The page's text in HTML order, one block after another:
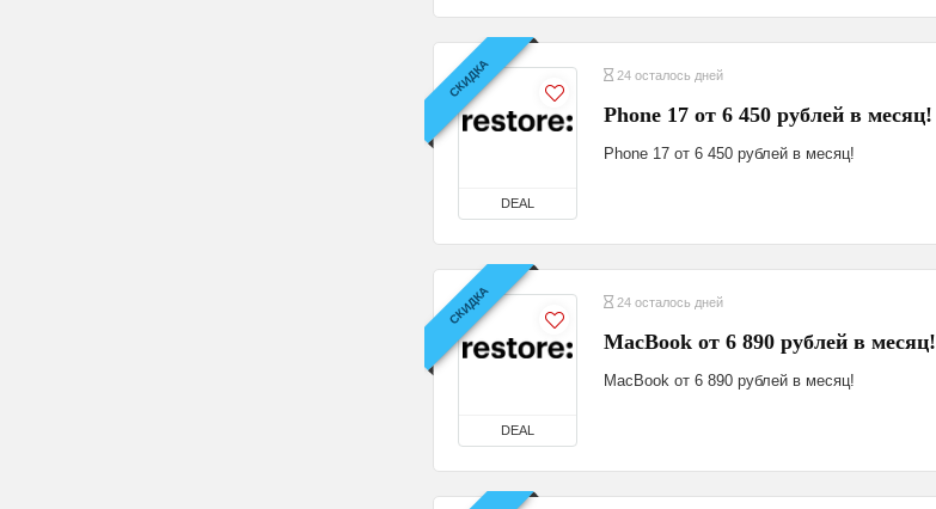
СКИДКА
DEAL
24 осталось дней
Phone 17 от 6 450 рублей в месяц!
Phone 17 от 6 450 рублей в месяц!
СКИДКА
DEAL
24 осталось дней
MacBook от 6 890 рублей в месяц!
MacBook от 6 890 рублей в месяц!